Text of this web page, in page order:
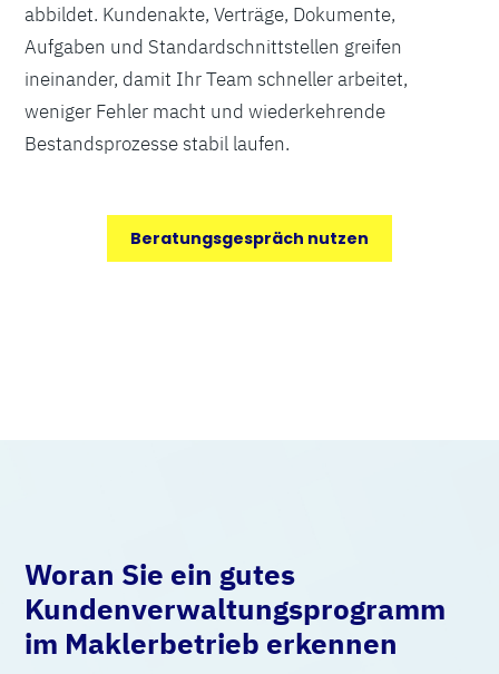
abbildet. Kundenakte, Verträge, Dokumente,
Aufgaben und Standardschnittstellen greifen
ineinander, damit Ihr Team schneller arbeitet,
weniger Fehler macht und wiederkehrende
Bestandsprozesse stabil laufen.
Beratungsgespräch nutzen
Woran Sie ein gutes
Kundenverwaltungsprogramm
im Maklerbetrieb erkennen